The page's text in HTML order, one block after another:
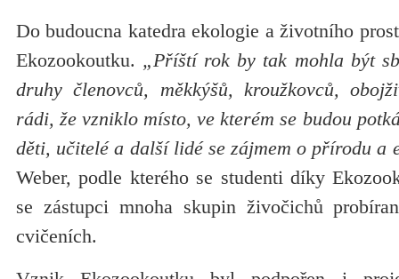
Do budoucna katedra ekologie a životního
Ekozookoutku. „Příští rok by tak mohla být
druhy členovců, měkkýšů, kroužkovců,
rádi, že vzniklo místo, ve kterém se budou
děti, učitelé a další lidé se zájmem o přírodu a
Weber, podle kterého se studenti díky
se zástupci mnoha skupin živočichů
cvičeních.